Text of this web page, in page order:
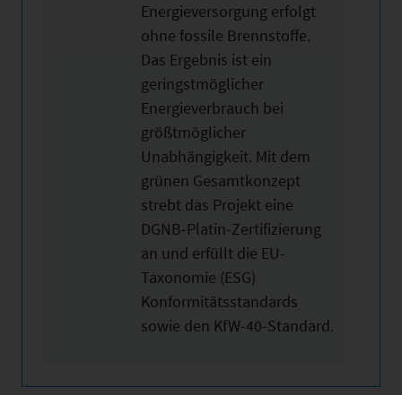
Energieversorgung erfolgt
ohne fossile Brennstoffe.
Das Ergebnis ist ein
geringstmöglicher
Energieverbrauch bei
größtmöglicher
Unabhängigkeit. Mit dem
grünen Gesamtkonzept
strebt das Projekt eine
DGNB-Platin-Zertifizierung
an und erfüllt die EU-
Taxonomie (ESG)
Konformitätsstandards
sowie den KfW-40-Standard.